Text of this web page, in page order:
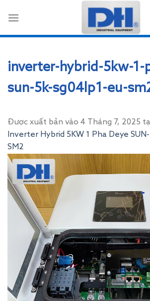
qua
inverter-hybrid-5kw-1-
sun-5k-sg04lp1-eu-
Được xuất bản vào 4 Tháng 7, 2025
Inverter Hybrid 5KW 1 Pha Deye SUN-
SM2